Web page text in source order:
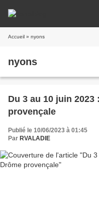
Accueil » nyons
nyons
Du 3 au 10 juin
provençale
Publié le 10/06/2023 à 01:45
Par RVALADIE